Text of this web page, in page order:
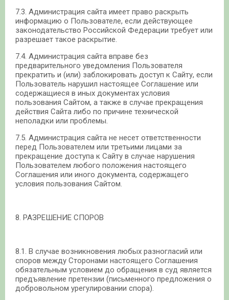
7.3. Администрация сайта имеет право раскрыть
информацию о Пользователе, если действующее
законодательство Российской Федерации требует или
разрешает такое раскрытие.
7.4. Администрация сайта вправе без
предварительного уведомления Пользователя
прекратить и (или) заблокировать доступ к Сайту, если
Пользователь нарушил настоящее Соглашение или
содержащиеся в иных документах условия
пользования Сайтом, а также в случае прекращения
действия Сайта либо по причине технической
неполадки или проблемы.
7.5. Администрация сайта не несет ответственности
перед Пользователем или третьими лицами за
прекращение доступа к Сайту в случае нарушения
Пользователем любого положения настоящего
Соглашения или иного документа, содержащего
условия пользования Сайтом.
8. РАЗРЕШЕНИЕ СПОРОВ
8.1. В случае возникновения любых разногласий или
споров между Сторонами настоящего Соглашения
обязательным условием до обращения в суд является
предъявление претензии (письменного предложения о
добровольном урегулировании спора).